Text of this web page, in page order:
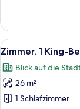
1
Schlafzimmer
Alle
Fotos
für
Zimmer,
1 King-
11
Zimmer, 1 King-
Blick auf die
26 m²
1 Schlafzimmer